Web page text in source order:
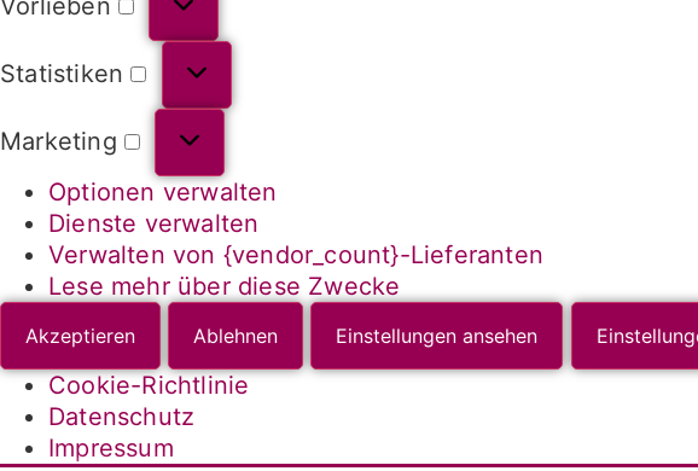
Vorlieben
Statistiken
Marketing
Optionen verwalten
Dienste verwalten
Verwalten von {vendor_count}-Lieferanten
Lese mehr über diese Zwecke
Akzeptieren Ablehnen Einstellungen ansehen
Cookie-Richtlinie
Datenschutz
Impressum